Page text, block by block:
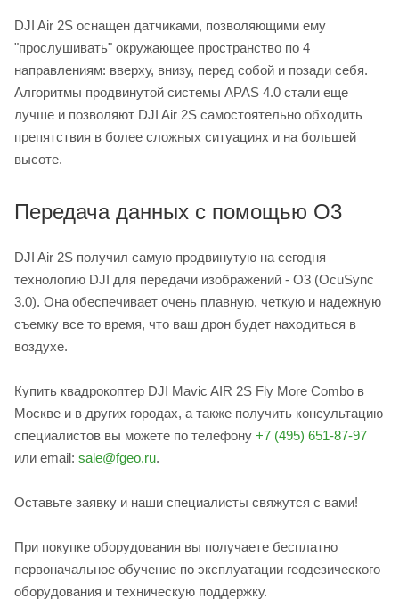
DJI Air 2S оснащен датчиками, позволяющими ему
"прослушивать" окружающее пространство по 4
направлениям: вверху, внизу, перед собой и позади себя.
Алгоритмы продвинутой системы APAS 4.0 стали еще
лучше и позволяют DJI Air 2S самостоятельно обходить
препятствия в более сложных ситуациях и на большей
высоте.
Передача данных с помощью O3
DJI Air 2S получил самую продвинутую на сегодня
технологию DJI для передачи изображений - O3 (OcuSync
3.0). Она обеспечивает очень плавную, четкую и надежную
съемку все то время, что ваш дрон будет находиться в
воздухе.
Купить квадрокоптер DJI Mavic AIR 2S Fly More Combo в
Москве и в других городах, а также получить консультацию
специалистов вы можете по телефону +7 (495) 651-87-97
или email: sale@fgeo.ru.
Оставьте заявку и наши специалисты свяжутся с вами!
При покупке оборудования вы получаете бесплатно
первоначальное обучение по эксплуатации геодезического
оборудования и техническую поддержку.